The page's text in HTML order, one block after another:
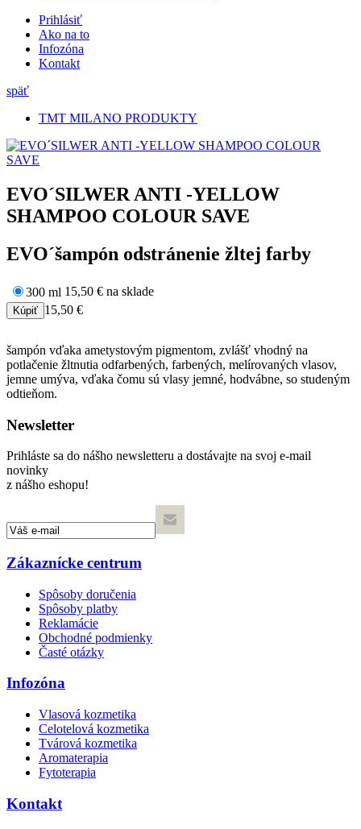
Prihlásiť
Ako na to
Infozóna
Kontakt
späť
TMT MILANO PRODUKTY
EVO´SILWER ANTI -YELLOW
SHAMPOO COLOUR SAVE
EVO´šampón odstránenie žltej farby
300 ml 15,50 € na sklade
15,50 €
šampón vďaka ametystovým pigmentom, zvlášť vhodný na
potlačenie žltnutia odfarbených, farbených, melírovaných vlasov,
jemne umýva, vďaka čomu sú vlasy jemné, hodvábne, so studeným
odtieňom.
Newsletter
Prihláste sa do nášho newsletteru a dostávajte na svoj e-mail
novinky
z nášho eshopu!
Zákaznícke centrum
Spôsoby doručenia
Spôsoby platby
Reklamácie
Obchodné podmienky
Časté otázky
Infozóna
Vlasová kozmetika
Celotelová kozmetika
Tvárová kozmetika
Aromaterapia
Fytoterapia
Kontakt